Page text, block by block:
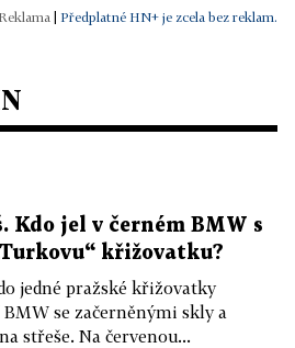
Předplatné HN+ je zcela bez reklam.
Kdo jel v černém BMW s
křižovatku?
jedné pražské křižovatky
se začerněnými skly a
střeše. Na červenou...